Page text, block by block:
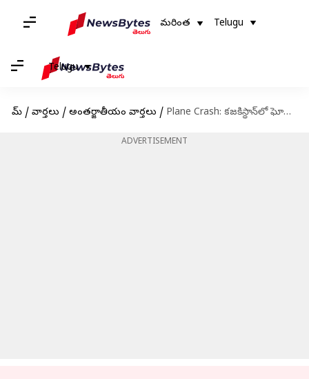
మరింత Telugu
Telugu
హోమ్ / వార్తలు / అంతర్జాతీయం వార్తలు / Plane Crash: కజకిస్థాన్‌లో ఘోర ప్రమాదం.. కుప్పకూలిన ప్రయాణికుల విమానం (వీడియో)
ADVERTISEMENT